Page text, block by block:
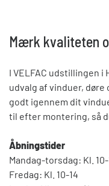
Mærk kvaliteten
I VELFAC udstillingen i
udvalg af vinduer,
godt igennem dit
til efter montering, så
Åbningstider
Mandag-torsdag: Kl. 10-
Fredag: Kl. 10-14